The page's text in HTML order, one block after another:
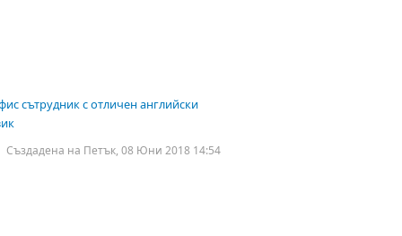
сътрудник с отличен английски
Създадена на Петък, 08 Юни 2018 14:54